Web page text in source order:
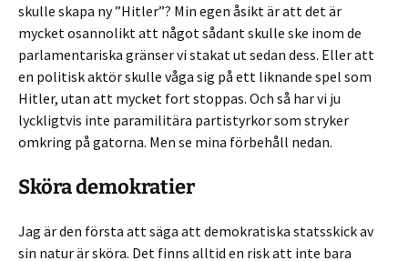
skulle skapa ny ”Hitler”? Min egen åsikt är att det är
mycket osannolikt att något sådant skulle ske inom de
parlamentariska gränser vi stakat ut sedan dess. Eller att
en politisk aktör skulle våga sig på ett liknande spel som
Hitler, utan att mycket fort stoppas. Och så har vi ju
lyckligtvis inte paramilitära partistyrkor som stryker
omkring på gatorna. Men se mina förbehåll nedan.
Sköra demokratier
Jag är den första att säga att demokratiska statsskick av
sin natur är sköra. Det finns alltid en risk att inte bara